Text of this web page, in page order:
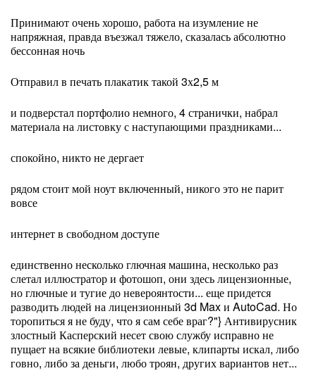
Принимают очень хорошо, работа на изумление не
напряжная, правда въезжал тяжело, сказалась абсолютно
бессонная ночь
Отправил в печать плакатик такой 3х2,5 м
и подверстал портфолио немного, 4 странички, набрал
материала на листовку с наступающими праздниками...
спокойно, никто не дергает
рядом стоит мой ноут включенный, никого это не парит
вовсе
интернет в свободном доступе
единственно несколько глючная машина, несколько раз
слетал иллюстратор и фотошоп, они здесь лицензионные,
но глючные и тугие до невероянтости... еще придется
разводить людей на лицензионный 3d Max и AutoCad. Но
торопиться я не буду, что я сам себе враг?"} Антивирусник
злостный Касперский несет свою службу исправно не
пущает на всякие библиотеки левые, клипарты искал, либо
говно, либо за деньги, любо троян, других вариантов нет...